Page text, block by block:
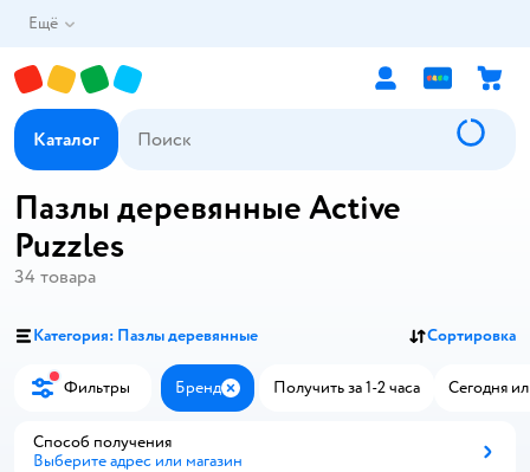
Ещё
Каталог
Пазлы деревянные Active
Puzzles
34 товара
Категория: Пазлы деревянные Сортировка
Фильтры Бренд ЗакрытьПолучить за 1-2 часа Сегодня
Способ получения
Выберите адрес или магазин